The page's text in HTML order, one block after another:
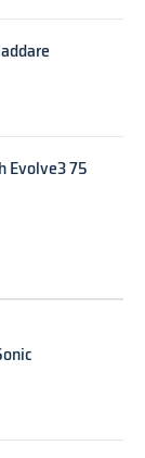
Evolve3 75